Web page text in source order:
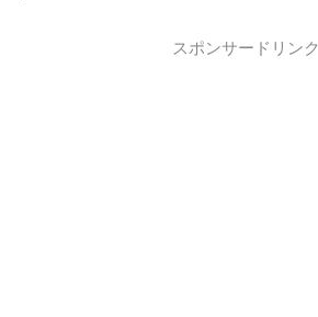
スポンサードリンク